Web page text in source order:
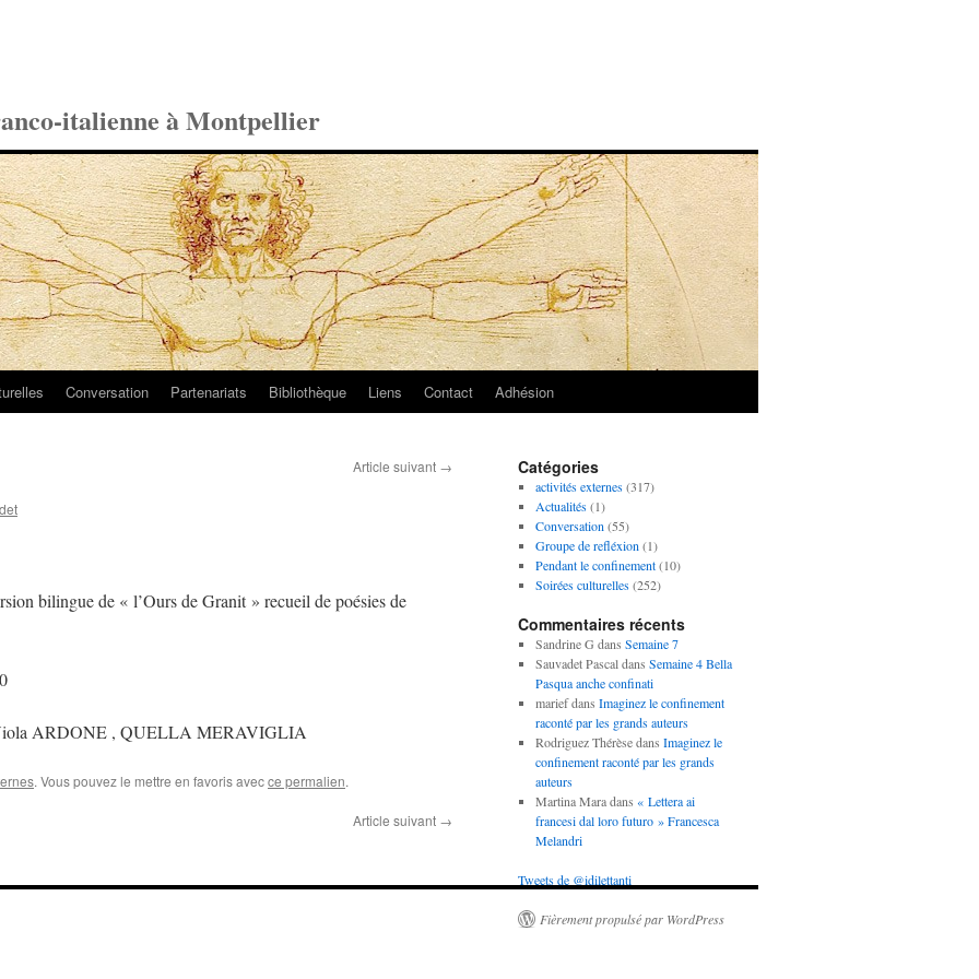
italienne à Montpellier
Conversation Partenariats Bibliothèque Liens Contact Adhésion
Article suivant →
bilingue de « l’Ours de Granit » recueil de poésies de
ARDONE , QUELLA MERAVIGLIA
. Vous pouvez le mettre en favoris avecce permalien.
Article suivant →
Catégories
activités externes(317)
Actualités(1)
Conversation (55)
Groupe de refléxion (1)
Pendant le confinement(10)
Soirées culturelles(252)
Commentaires récents
Sandrine G dans Semaine 7
Sauvadet Pascaldans Semaine 4 Bella
Pasqua anche confinati
mariefdans Imaginez le confinement
raconté par les grands auteurs
Rodriguez Thérèsedans Imaginez le
confinement raconté par les grands
auteurs
Martina Maradans « Lettera ai
francesi dal loro futuro » Francesca
Melandri
Tweets de @idilettanti
Fièrement propulsé par WordPress